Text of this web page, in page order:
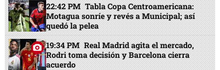
22:42 PM Tabla Copa Centroamericana:
Motagua sonríe y revés a Municipal; así
quedó la pelea
19:34 PM Real Madrid agita el mercado,
Rodri toma decisión y Barcelona cierra
acuerdo